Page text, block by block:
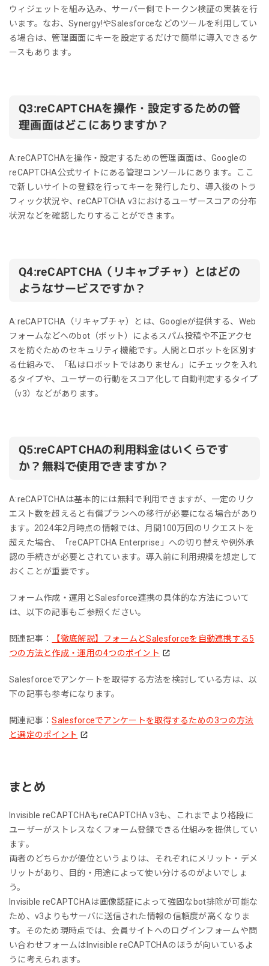
ウィジェットを組み込み、サーバー側でトークン検証の実装を行
います。なお、Synergy!やSalesforceなどのツールを利用してい
る場合は、管理画面にキーを設定するだけで簡単に導入できるケ
ースもあります。
Q3:reCAPTCHAを操作・設定するための管
理画面はどこにありますか？
A:reCAPTCHAを操作・設定するための管理画面は、Googleの
reCAPTCHA公式サイトにある管理コンソールにあります。ここ
で新しいサイトの登録を行ってキーを発行したり、導入後のトラ
フィック状況や、reCAPTCHA v3におけるユーザースコアの分布
状況などを確認したりすることができます。
Q4:reCAPTCHA（リキャプチャ）とはどの
ようなサービスですか？
A:reCAPTCHA（リキャプチャ）とは、Googleが提供する、Web
フォームなどへのbot（ボット）によるスパム投稿や不正アクセ
スを防ぐためのセキュリティ機能です。人間とロボットを区別す
る仕組みで、「私はロボットではありません」にチェックを入れ
るタイプや、ユーザーの行動をスコア化して自動判定するタイプ
（v3）などがあります。
Q5:reCAPTCHAの利用料金はいくらです
か？無料で使用できますか？
A:reCAPTCHAは基本的には無料で利用できますが、一定のリク
エスト数を超えると有償プランへの移行が必要になる場合があり
ます。2024年2月時点の情報では、月間100万回のリクエストを
超えた場合、「reCAPTCHA Enterprise」への切り替えや例外承
認の手続きが必要とされています。導入前に利用規模を想定して
おくことが重要です。
フォーム作成・運用とSalesforce連携の具体的な方法について
は、以下の記事もご参照ください。
関連記事：
【徹底解説】フォームとSalesforceを自動連携する5
つの方法と作成・運用の4つのポイント
Salesforceでアンケートを取得する方法を検討している方は、以
下の記事も参考になります。
関連記事：Salesforceでアンケートを取得するための3つの方法
と選定のポイント
まとめ
Invisible reCAPTCHAもreCAPTCHA v3も、これまでより格段に
ユーザーがストレスなくフォーム登録できる仕組みを提供してい
ます。
両者のどちらかが優位というよりは、それぞれにメリット・デメ
リットがあり、目的・用途によって使い分けるのがよいでしょ
う。
Invisible reCAPTCHAは画像認証によって強固なbot排除が可能な
ため、v3よりもサーバに送信された情報の信頼度が高くなりま
す。そのため現時点では、会員サイトへのログインフォームや問
い合わせフォームはInvisible reCAPTCHAのほうが向いているよ
うに考えられます。